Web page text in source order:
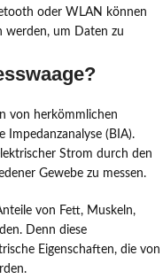
oder WLAN können
werden, um Daten zu
von herkömmlichen
Impedanzanalyse (BIA).
Strom durch den
Gewebe zu messen.
von Fett, Muskeln,
Denn diese
Eigenschaften, die von